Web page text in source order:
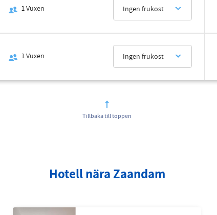
1Vuxen Ingen frukost
1Vuxen Ingen frukost
Tillbaka till toppen
Hotell nära Zaandam